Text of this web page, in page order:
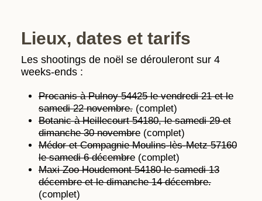
Lieux, dates et tarifs
Les shootings de noël se dérouleront sur 4
weeks-ends :
Procanis à Pulnoy 54425 le vendredi 21 et le
samedi 22 novembre.(complet)
Botanic à Heillecourt 54180, le samedi 29 et
dimanche 30 novembre(complet)
Médor et Compagnie Moulins-lès-Metz 57160
le samedi 6 décembre(complet)
Maxi Zoo Houdemont 54180 le samedi 13
décembre et le dimanche 14 décembre.
(complet)